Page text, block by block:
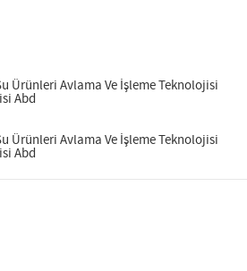
Ürünleri Avlama Ve İşleme Teknolojisi
Abd
Ürünleri Avlama Ve İşleme Teknolojisi
Abd